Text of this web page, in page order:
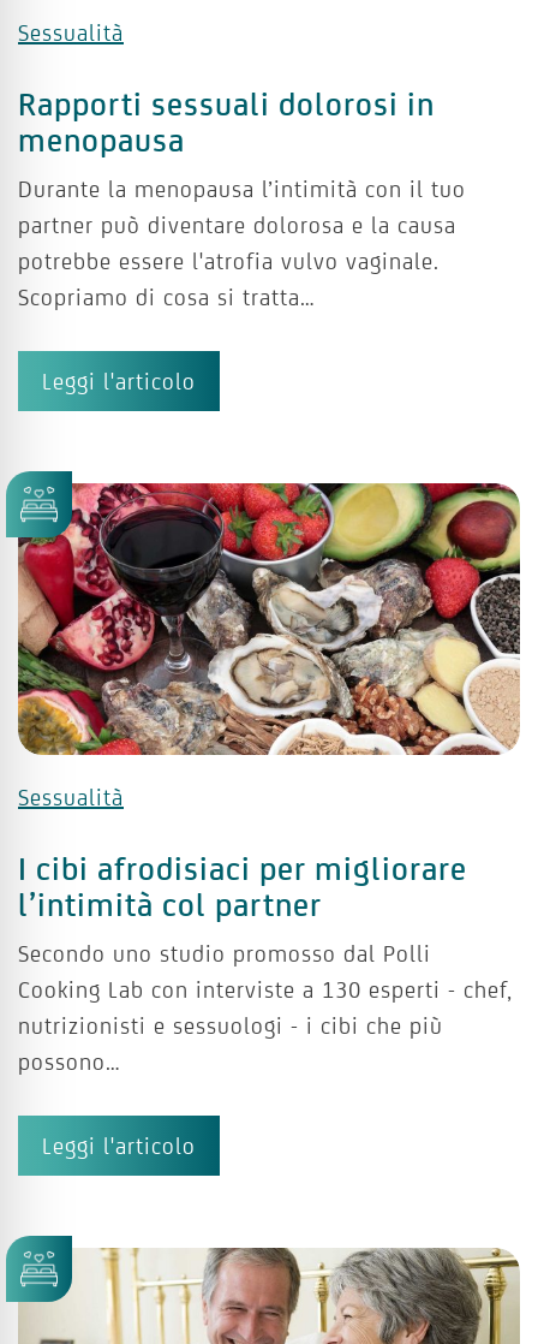
Sessualità
Rapporti sessuali dolorosi in
menopausa
Durante la menopausa l’intimità con il tuo
partner può diventare dolorosa e la causa
potrebbe essere l'atrofia vulvo vaginale.
Scopriamo di cosa si tratta…
Leggi l'articolo
Sessualità
I cibi afrodisiaci per migliorare
l’intimità col partner
Secondo uno studio promosso dal Polli
Cooking Lab con interviste a 130 esperti - chef,
nutrizionisti e sessuologi - i cibi che più
possono…
Leggi l'articolo